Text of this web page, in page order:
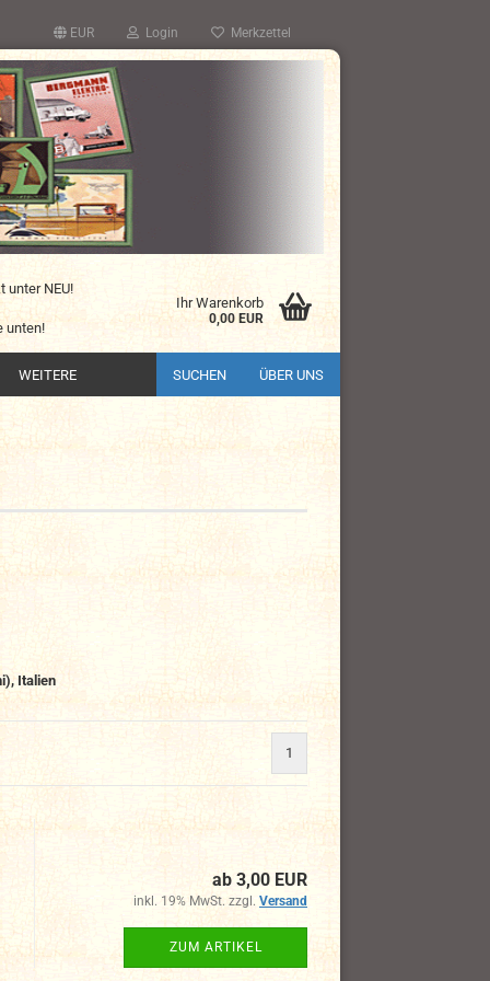
EUR Login Merkzettel
unter NEU!
unten!
Ihr Warenkorb
0,00 EUR
SUCHEN ÜBER UNS
WEITERE
Italien
1
ab 3,00 EUR
inkl. 19% MwSt. zzgl. Versand
ZUM ARTIKEL